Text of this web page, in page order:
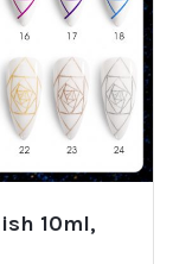
10ml,